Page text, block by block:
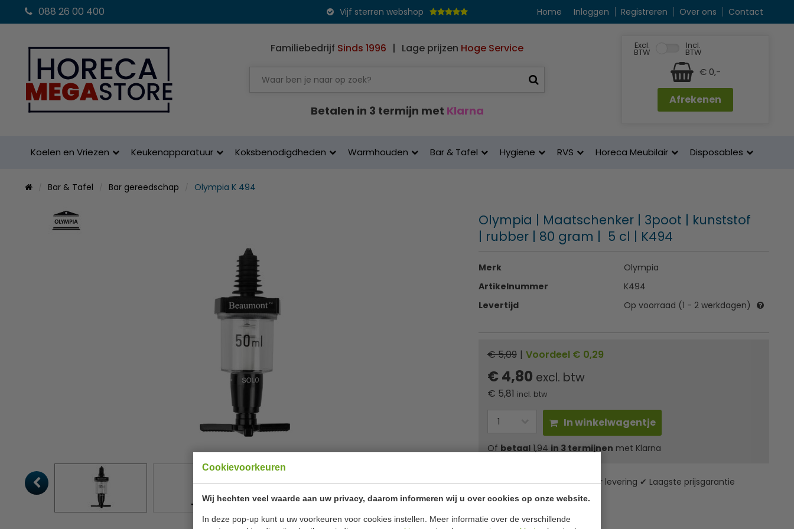
Cookievoorkeuren
Wij hechten veel waarde aan uw privacy, daarom informeren wij u over cookies op onze website.
In deze pop-up kunt u uw voorkeuren voor cookies instellen. Meer informatie over de verschillende
088 26 00 400 Vijf sterren webshop Home Inloggen Registreren Over ons Contact
Familiebedrijf Sinds 1996 | Lage prijzen Hoge Service
Betalen in 3 termijn met Klarna
Excl.
BTW
Incl.
BTW
€ 0,-
Afrekenen
Koelen en Vriezen Keukenapparatuur Koksbenodigdheden Warmhouden Bar & Tafel Hygiene RVS Horeca Meubilair Disposables
Bar & Tafel Bar gereedschap Olympia K 494
Olympia | Maatschenker | 3poot | kunststof
| rubber | 80 gram | 5 cl | K494
Merk
Olympia
Artikelnummer
K494
Levertijd
Op voorraad (1 - 2 werkdagen)
€ 5,09 | Voordeel € 0,29
€ 4,80 excl. btw
€ 5,81 incl. btw
In winkelwagentje
Of betaal1,94 in 3 termijnen met Klarna
✔ Gratis verzending* ✔ 24 uur levering ✔ Laagste prijsgarantie